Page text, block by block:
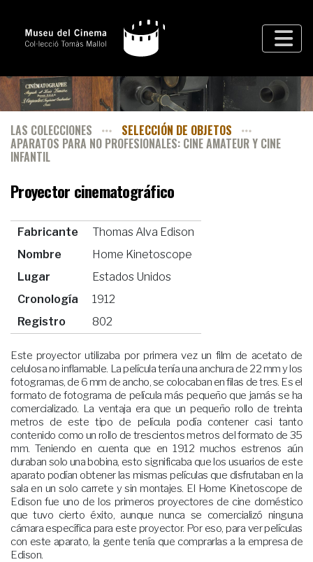
LAS COLECCIONES SELECCIÓN DE OBJETOS
APARATOS PARA NO PROFESIONALES: CINE AMATEUR Y CINE
INFANTIL
Proyector cinematográfico
Fabricante
Thomas Alva Edison
Nombre
Home Kinetoscope
Lugar
Estados Unidos
Cronología
1912
Registro
802
Este proyector utilizaba por primera vez un film de acetato de
celulosa no inflamable. La película tenía una anchura de 22 mm y los
fotogramas, de 6 mm de ancho, se colocaban en filas de tres. Es el
formato de fotograma de película más pequeño que jamás se ha
comercializado. La ventaja era que un pequeño rollo de treinta
metros de este tipo de película podía contener casi tanto
contenido como un rollo de trescientos metros del formato de 35
mm. Teniendo en cuenta que en 1912 muchos estrenos aún
duraban solo una bobina, esto significaba que los usuarios de este
aparato podían obtener las mismas películas que disfrutaban en la
sala en un solo carrete y sin montajes. El Home Kinetoscope de
Edison fue uno de los primeros proyectores de cine doméstico
que tuvo cierto éxito, aunque nunca se comercializó ninguna
cámara específica para este proyector. Por eso, para ver películas
con este aparato, la gente tenía que comprarlas a la empresa de
Edison.